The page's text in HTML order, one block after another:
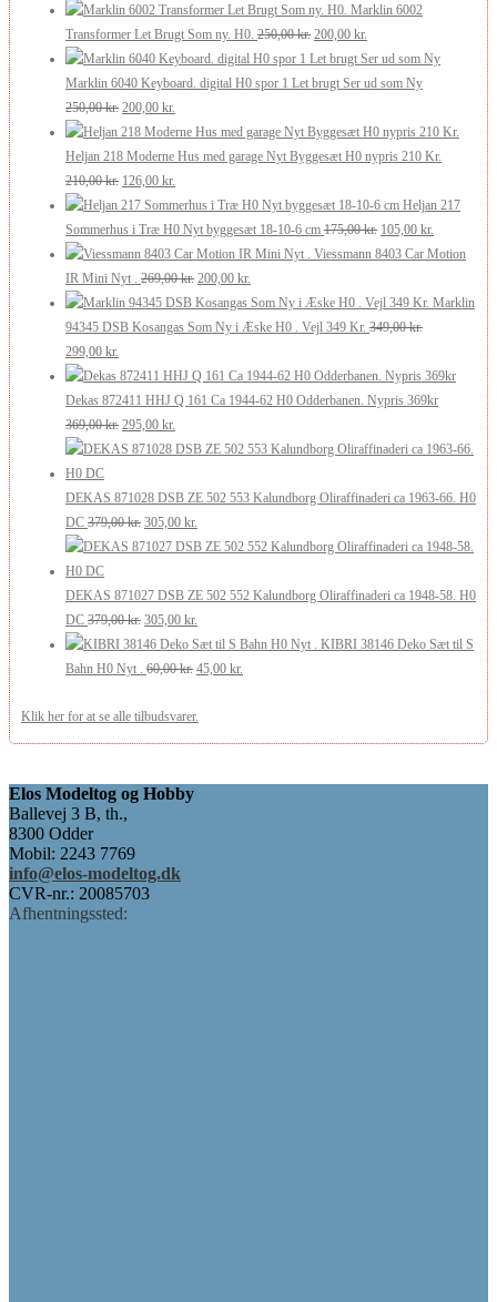
Marklin 6002
Transformer Let Brugt Som ny. H0. 250,00kr. Den
oprindelige
pris
250,00 kr..
200,00 kr.
aktuelle
pris
200,00 kr..
Marklin 6040 Keyboard. digital H0 spor 1 Let brugt Ser ud som Ny
250,00kr. Den
oprindelige
pris
var:
250,00 kr..
200,00 kr.
aktuelle
pris
200,00 kr..
Heljan 218 Moderne Hus med garage Nyt Byggesæt H0 nypris 210 Kr.
210,00kr. Den
oprindelige
pris
var:
210,00 kr..
126,00 kr.
aktuelle
pris
er:
126,00 kr..
Heljan 217
Sommerhus i Træ H0 Nyt byggesæt 18-10-6 cm 175,00kr. Den
oprindelige
var:
175,00 kr..
105,00 kr.
aktuelle
er:
105,00 kr..
Viessmann 8403 Car Motion
IR Mini Nyt .
269,00kr. Den
oprindelige
pris
269,00 kr..
200,00 kr.
aktuelle
pris
200,00 kr..
Marklin
94345 DSB Kosangas Som Ny i Æske H0 . Vejl 349 Kr. 349,00kr.
Den
oprindelige
pris
var:
349,00 kr..
299,00 kr.
aktuelle
pris
er:
299,00 kr..
Dekas 872411 HHJ Q 161 Ca 1944-62 H0 Odderbanen. Nypris 369kr
369,00kr. Den
oprindelige
var:
369,00 kr..
295,00 kr.
aktuelle
er:
295,00 kr..
DEKAS 871028 DSB ZE 502 553 Kalundborg Oliraffinaderi ca 1963-66. H0
DC 379,00kr. Den
oprindelige
var:
379,00 kr..
305,00 kr.
aktuelle
er:
DEKAS 871027 DSB ZE 502 552 Kalundborg Oliraffinaderi ca 1948-58. H0
DC 379,00kr. Den
oprindelige
pris
379,00 kr..
305,00 kr.
aktuelle
pris
KIBRI 38146 Deko Sæt til S
Bahn H0 Nyt .
60,00kr. Den
pris
var:
45,00 kr.
er:
Klik her for at se alle tilbudsvarer.
Elos Modeltog og Hobby
Ballevej 3 B, th.,
8300 Odder
Mobil: 2243 7769
info@elos-modeltog.dk
CVR-nr.: 20085703
Afhentningssted: